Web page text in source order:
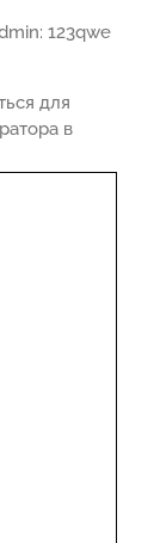
123qwe
для
в